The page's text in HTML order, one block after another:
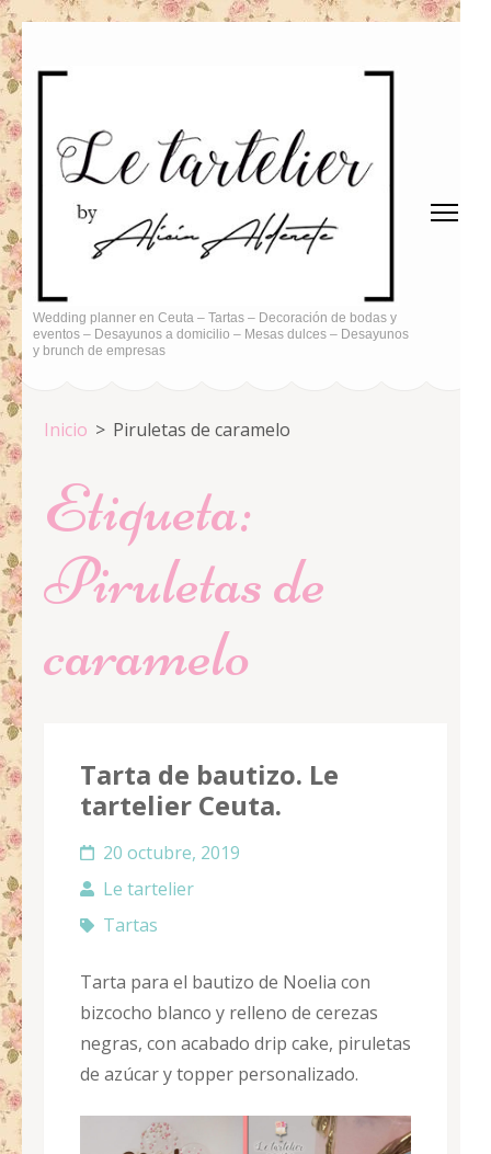
Saltar
al
(presiona
la
tecla
Wedding planner en Ceuta – Tartas – Decoración de bodas y
eventos – Desayunos a domicilio – Mesas dulces – Desayunos
y brunch de empresas
Inicio > Piruletas de caramelo
Etiqueta:
Piruletas de
caramelo
Tarta de bautizo. Le
tartelier Ceuta.
20 octubre, 2019
Le tartelier
Tartas
Tarta para el bautizo de Noelia con
bizcocho blanco y relleno de cerezas
negras, con acabado drip cake, piruletas
de azúcar y topper personalizado.